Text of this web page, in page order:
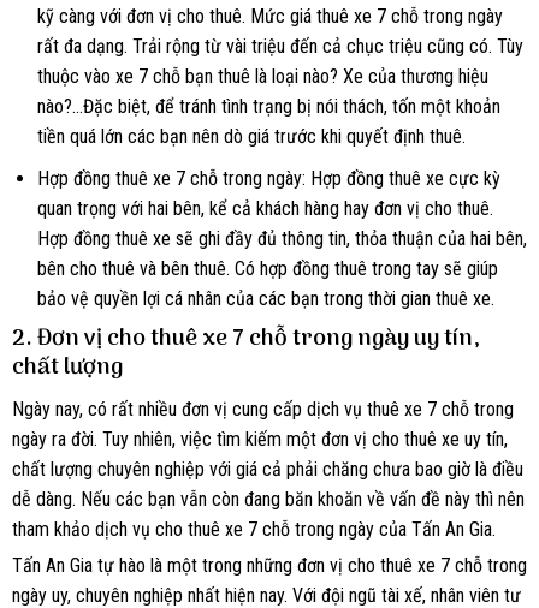
kỹ càng với đơn vị cho thuê. Mức giá thuê xe 7 chỗ trong ngày
rất đa dạng. Trải rộng từ vài triệu đến cả chục triệu cũng có. Tùy
thuộc vào xe 7 chỗ bạn thuê là loại nào? Xe của thương hiệu
nào?…Đặc biệt, để tránh tình trạng bị nói thách, tốn một khoản
tiền quá lớn các bạn nên dò giá trước khi quyết định thuê.
Hợp đồng thuê xe 7 chỗ trong ngày: Hợp đồng thuê xe cực kỳ
quan trọng với hai bên, kể cả khách hàng hay đơn vị cho thuê.
Hợp đồng thuê xe sẽ ghi đầy đủ thông tin, thỏa thuận của hai bên,
bên cho thuê và bên thuê. Có hợp đồng thuê trong tay sẽ giúp
bảo vệ quyền lợi cá nhân của các bạn trong thời gian thuê xe.
2. Đơn vị cho thuê xe 7 chỗ trong ngày uy tín,
chất lượng
Ngày nay, có rất nhiều đơn vị cung cấp dịch vụ thuê xe 7 chỗ trong
ngày ra đời. Tuy nhiên, việc tìm kiếm một đơn vị cho thuê xe uy tín,
chất lượng chuyên nghiệp với giá cả phải chăng chưa bao giờ là điều
dễ dàng. Nếu các bạn vẫn còn đang băn khoăn về vấn đề này thì nên
tham khảo dịch vụ cho thuê xe 7 chỗ trong ngày của Tấn An Gia.
Tấn An Gia tự hào là một trong những đơn vị cho thuê xe 7 chỗ trong
ngày uy, chuyên nghiệp nhất hiện nay. Với đội ngũ tài xế, nhân viên tư